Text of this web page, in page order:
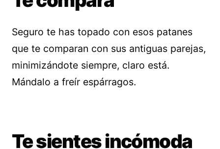
Seguro te has topado con esos patanes
que te comparan con sus antiguas parejas,
minimizándote siempre, claro está.
Mándalo a freír espárragos.
Te sientes incómoda